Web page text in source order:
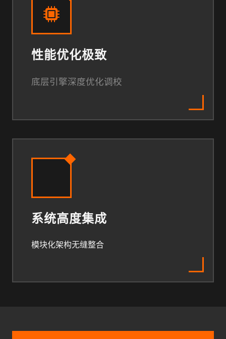
性能优化极致
底层引擎深度优化调校
系统高度集成
模块化架构无缝整合